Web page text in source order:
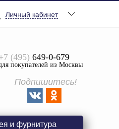
Личный кабинет
(495) 649-0-679
покупателей из Москвы
Подпишитесь!
и фурнитура